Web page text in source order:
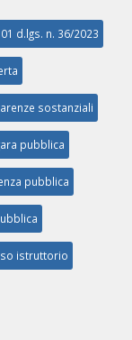
d.lgs. n. 36/2023
sostanziali
pubblica
pubblica
istruttorio